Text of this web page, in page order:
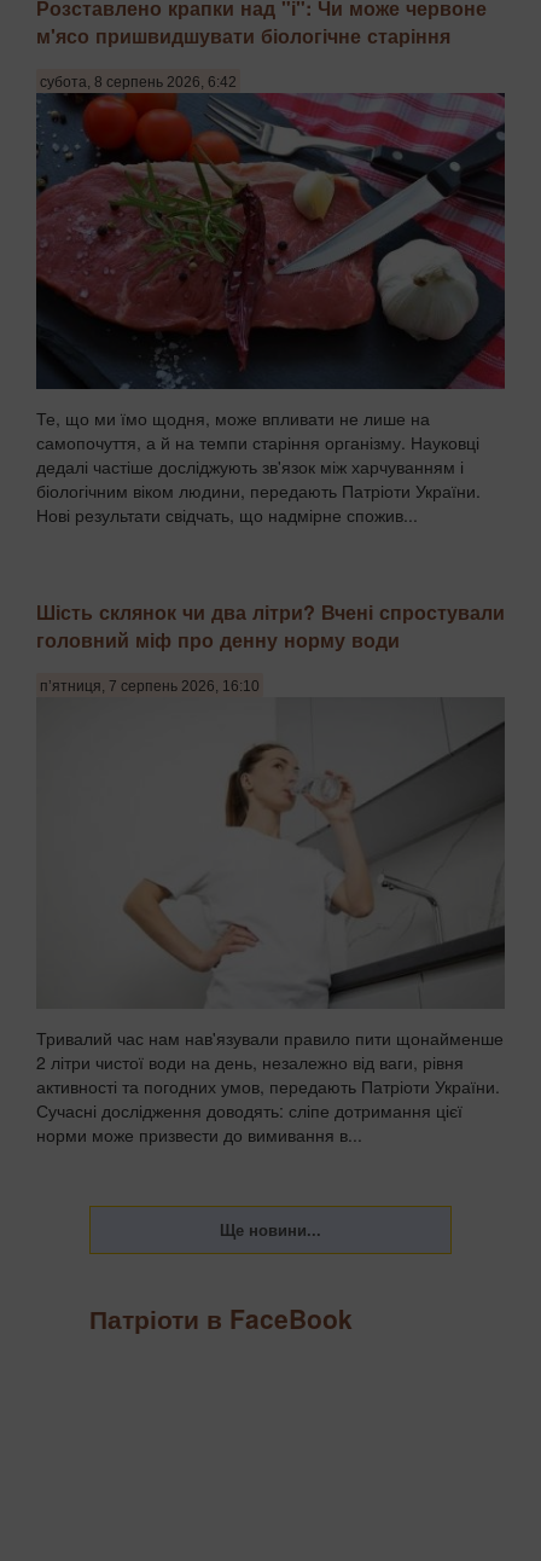
Розставлено крапки над "і": Чи може червоне
м'ясо пришвидшувати біологічне старіння
субота, 8 серпень 2026, 6:42
Те, що ми їмо щодня, може впливати не лише на
самопочуття, а й на темпи старіння організму. Науковці
дедалі частіше досліджують зв'язок між харчуванням і
біологічним віком людини, передають Патріоти України.
Нові результати свідчать, що надмірне спожив...
Шість склянок чи два літри? Вчені спростували
головний міф про денну норму води
п’ятниця, 7 серпень 2026, 16:10
Тривалий час нам нав'язували правило пити щонайменше
2 літри чистої води на день, незалежно від ваги, рівня
активності та погодних умов, передають Патріоти України.
Сучасні дослідження доводять: сліпе дотримання цієї
норми може призвести до вимивання в...
Патріоти в FaceBook